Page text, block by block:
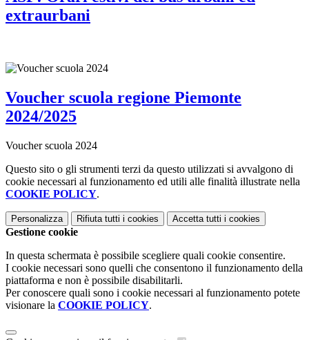
extraurbani
Voucher scuola regione Piemonte
2024/2025
Voucher scuola 2024
Questo sito o gli strumenti terzi da questo utilizzati si avvalgono di
cookie necessari al funzionamento ed utili alle finalità illustrate nella
COOKIE POLICY.
Personalizza Rifiuta tutti i cookies Accetta tutti i cookies
Gestione cookie
In questa schermata è possibile scegliere quali cookie consentire.
I cookie necessari sono quelli che consentono il funzionamento della
piattaforma e non è possibile disabilitarli.
Per conoscere quali sono i cookie necessari al funzionamento potete
visionare la COOKIE POLICY.